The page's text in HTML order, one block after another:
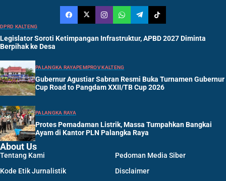
DPRD KALTENG
Legislator Soroti Ketimpangan Infrastruktur, APBD 2027 Diminta
Berpihak ke Desa
PALANGKA RAYAPEMPROV KALTENG
Gubernur Agustiar Sabran Resmi Buka Turnamen Gubernur
Cup Road to Pangdam XXII/TB Cup 2026
PALANGKA RAYA
Protes Pemadaman Listrik, Massa Tumpahkan Bangkai
Ayam di Kantor PLN Palangka Raya
About Us
Tentang Kami
Pedoman Media Siber
Kode Etik Jurnalistik
Disclaimer